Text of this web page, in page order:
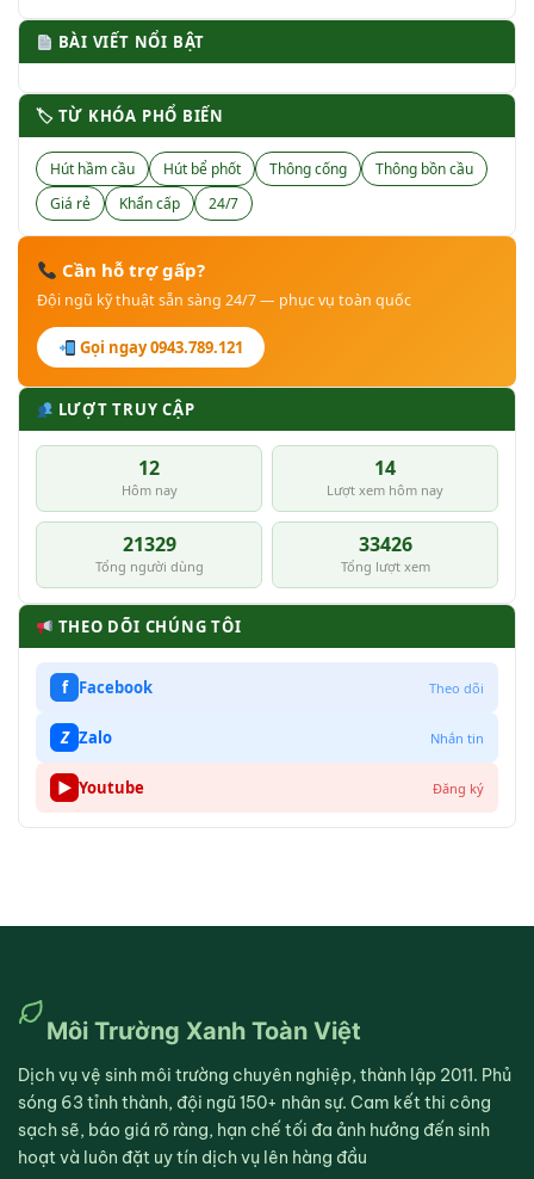
BÀI VIẾT NỔI BẬT
🏷 TỪ KHÓA PHỔ BIẾN
Hút hầm cầu Hút bể phốt Thông cống
Thông bồn cầu
Giá rẻ
Khẩn cấp 24/7
Cần hỗ trợ gấp?
Đội ngũ kỹ thuật sẵn sàng 24/7 — phục vụ toàn quốc
Gọi ngay 0943.789.121
LƯỢT TRUY CẬP
12
Hôm nay
14
Lượt xem hôm nay
21329
Tổng người dùng
33426
Tổng lượt xem
THEO DÕI CHÚNG TÔI
f Facebook Theo dõi
Z Zalo Nhắn tin
▶ Youtube Đăng ký
Môi Trường Xanh Toàn Việt
Dịch vụ vệ sinh môi trường chuyên nghiệp, thành lập 2011. Phủ
sóng 63 tỉnh thành, đội ngũ 150+ nhân sự. Cam kết thi công
sạch sẽ, báo giá rõ ràng, hạn chế tối đa ảnh hưởng đến sinh
hoạt và luôn đặt uy tín dịch vụ lên hàng đầu